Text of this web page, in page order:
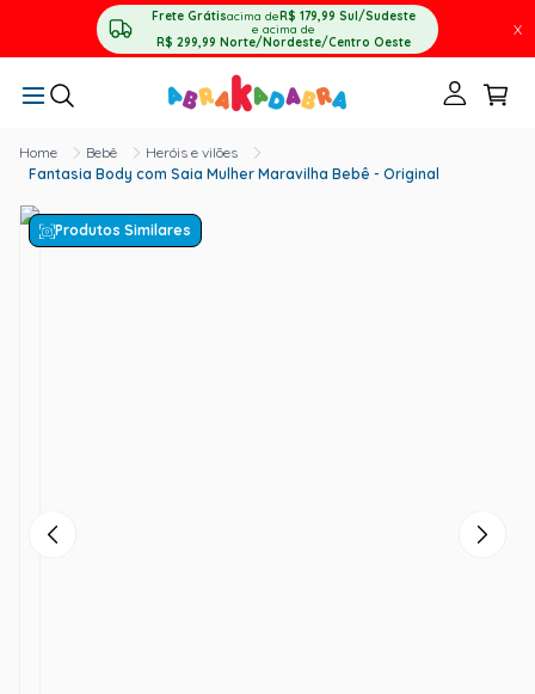
Frete Grátisacima deR$ 179,99 Sul/Sudeste
e acima de
R$ 299,99 Norte/Nordeste/Centro Oeste
X
Bebê
Heróis e vilões
Fantasia Body com Saia Mulher Maravilha Bebê - Original
Produtos Similares